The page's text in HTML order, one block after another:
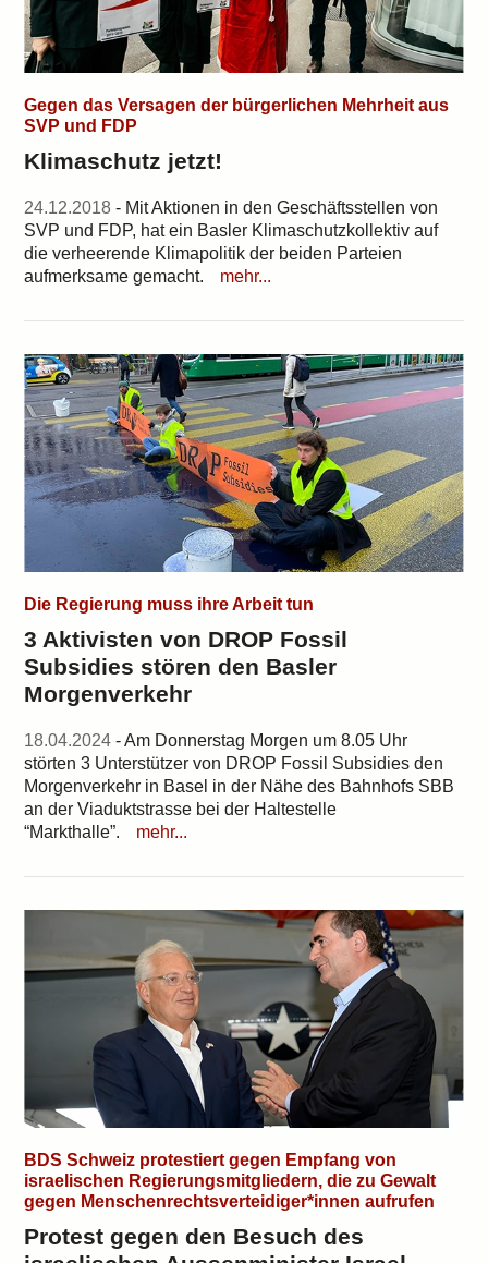
Gegen das Versagen der bürgerlichen Mehrheit aus
SVP und FDP
Klimaschutz jetzt!
24.12.2018 - Mit Aktionen in den Geschäftsstellen von
SVP und FDP, hat ein Basler Klimaschutzkollektiv auf
die verheerende Klimapolitik der beiden Parteien
aufmerksame gemacht.
mehr...
Die Regierung muss ihre Arbeit tun
3 Aktivisten von DROP Fossil
Subsidies stören den Basler
Morgenverkehr
18.04.2024 - Am Donnerstag Morgen um 8.05 Uhr
störten 3 Unterstützer von DROP Fossil Subsidies den
Morgenverkehr in Basel in der Nähe des Bahnhofs SBB
an der Viaduktstrasse bei der Haltestelle
“Markthalle”.
mehr...
BDS Schweiz protestiert gegen Empfang von
israelischen Regierungsmitgliedern, die zu Gewalt
gegen Menschenrechtsverteidiger*innen aufrufen
Protest gegen den Besuch des